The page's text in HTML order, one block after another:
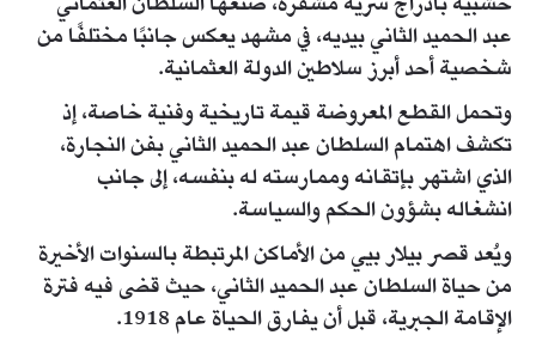
عبد الحميد الثاني بيديه، في مشهد يعكس جانبًا مختلفًا من
شخصية أحد أبرز سلاطين الدولة العثمانية.
وتحمل القطع المعروضة قيمة تاريخية وفنية خاصة، إذ
تكشف اهتمام السلطان عبد الحميد الثاني بفن النجارة،
الذي اشتهر بإتقانه وممارسته له بنفسه، إلى جانب
انشغاله بشؤون الحكم والسياسة.
ويُعد قصر بيلار بيي من الأماكن المرتبطة بالسنوات الأخيرة
من حياة السلطان عبد الحميد الثاني، حيث قضى فيه فترة
الإقامة الجبرية، قبل أن يفارق الحياة عام 1918.